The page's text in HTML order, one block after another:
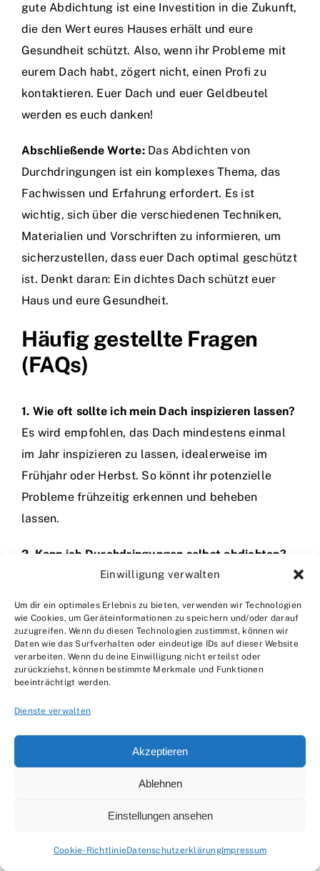
Einwilligung verwalten
Um dir ein optimales Erlebnis zu bieten, verwenden wir Technologien
wie Cookies, um Geräteinformationen zu speichern und/oder darauf
zuzugreifen. Wenn du diesen Technologien zustimmst, können wir
Daten wie das Surfverhalten oder eindeutige IDs auf dieser Website
verarbeiten. Wenn du deine Einwilligung nicht erteilst oder
zurückziehst, können bestimmte Merkmale und Funktionen
beeinträchtigt werden.
Dienste verwalten
Akzeptieren
Ablehnen
Einstellungen ansehen
Cookie-RichtlinieDatenschutzerklärungImpressum
gute Abdichtung ist eine Investition in die Zukunft,
die den Wert eures Hauses erhält und eure
Gesundheit schützt. Also, wenn ihr Probleme mit
eurem Dach habt, zögert nicht, einen Profi zu
kontaktieren. Euer Dach und euer Geldbeutel
werden es euch danken!
Abschließende Worte:Das Abdichten von
Durchdringungen ist ein komplexes Thema, das
Fachwissen und Erfahrung erfordert. Es ist
wichtig, sich über die verschiedenen Techniken,
Materialien und Vorschriften zu informieren, um
sicherzustellen, dass euer Dach optimal geschützt
ist. Denkt daran: Ein dichtes Dach schützt euer
Haus und eure Gesundheit.
Häufig gestellte Fragen
(FAQs)
1. Wie oft sollte ich mein Dach inspizieren lassen?
Es wird empfohlen, das Dach mindestens einmal
im Jahr inspizieren zu lassen, idealerweise im
Frühjahr oder Herbst. So könnt ihr potenzielle
Probleme frühzeitig erkennen und beheben
lassen.
2. Kann ich Durchdringungen selbst abdichten?
Wenn ihr euch mit den notwendigen Materialien
geschickt seid, könnt ihr kleinere
Durchdringungen möglicherweise selbst
abdichten. Bei größeren oder komplizierteren
Fällen solltet ihr aber unbedingt einen Fachmann
zu Rate ziehen.
um Durchdringungen abzudichten?
Die Wahl des richtigen Materials hängt von der Art
klimatischen Bedingungen ab. Dachdecker
verwenden in der Regel Manschetten, Formteile,